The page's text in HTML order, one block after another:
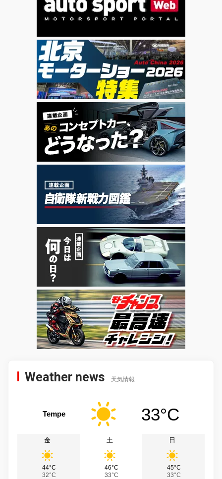
Weather news 天気情報
Tempe 33°C
金
44°C
32°C
土
46°C
33°C
日
45°C
33°C